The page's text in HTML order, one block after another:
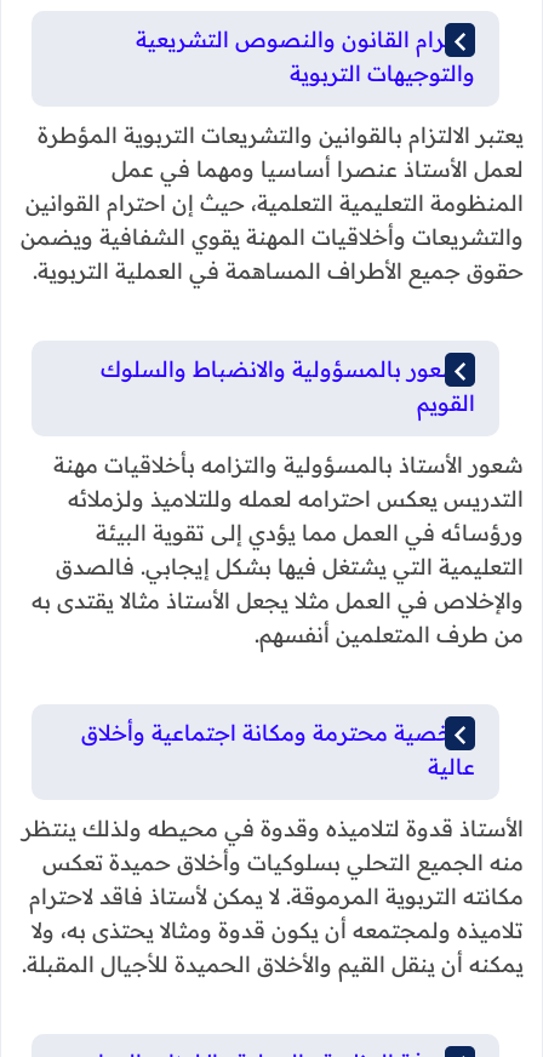
احترام القانون والنصوص التشريعية
والتوجيهات التربوية
يعتبر الالتزام بالقوانين والتشريعات التربوية المؤطرة
لعمل الأستاذ عنصرا أساسيا ومهما في عمل
المنظومة التعليمية التعلمية، حيث إن احترام القوانين
والتشريعات وأخلاقيات المهنة يقوي الشفافية ويضمن
حقوق جميع الأطراف المساهمة في العملية التربوية.
الشعور بالمسؤولية والانضباط والسلوك
القويم
شعور الأستاذ بالمسؤولية والتزامه بأخلاقيات مهنة
التدريس يعكس احترامه لعمله وللتلاميذ ولزملائه
ورؤسائه في العمل مما يؤدي إلى تقوية البيئة
التعليمية التي يشتغل فيها بشكل إيجابي. فالصدق
والإخلاص في العمل مثلا يجعل الأستاذ مثالا يقتدى به
من طرف المتعلمين أنفسهم.
شخصية محترمة ومكانة اجتماعية وأخلاق
عالية
الأستاذ قدوة لتلاميذه وقدوة في محيطه ولذلك ينتظر
منه الجميع التحلي بسلوكيات وأخلاق حميدة تعكس
مكانته التربوية المرموقة. لا يمكن لأستاذ فاقد لاحترام
تلاميذه ولمجتمعه أن يكون قدوة ومثالا يحتذى به، ولا
يمكنه أن ينقل القيم والأخلاق الحميدة للأجيال المقبلة.